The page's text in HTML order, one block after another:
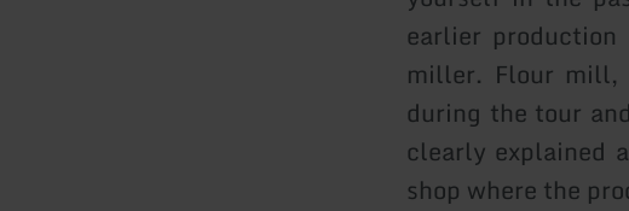
earlier
miller. Flour
during the tour
clearly explained
shop where the